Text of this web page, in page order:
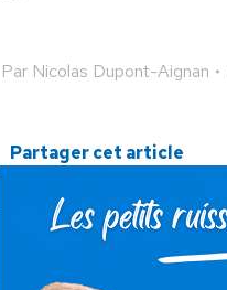
Par Nicolas Dupont-Aignan
Partager cet article
PartagerPartager
sur
Partager